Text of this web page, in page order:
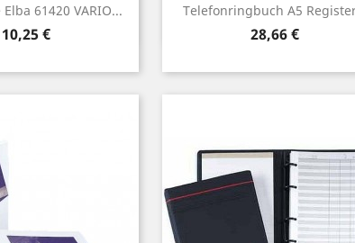
61420 VARIO...
Preis
10,25 €
Vorschau Telefonringbuch A5
Preis
28,66 €
Vorschau